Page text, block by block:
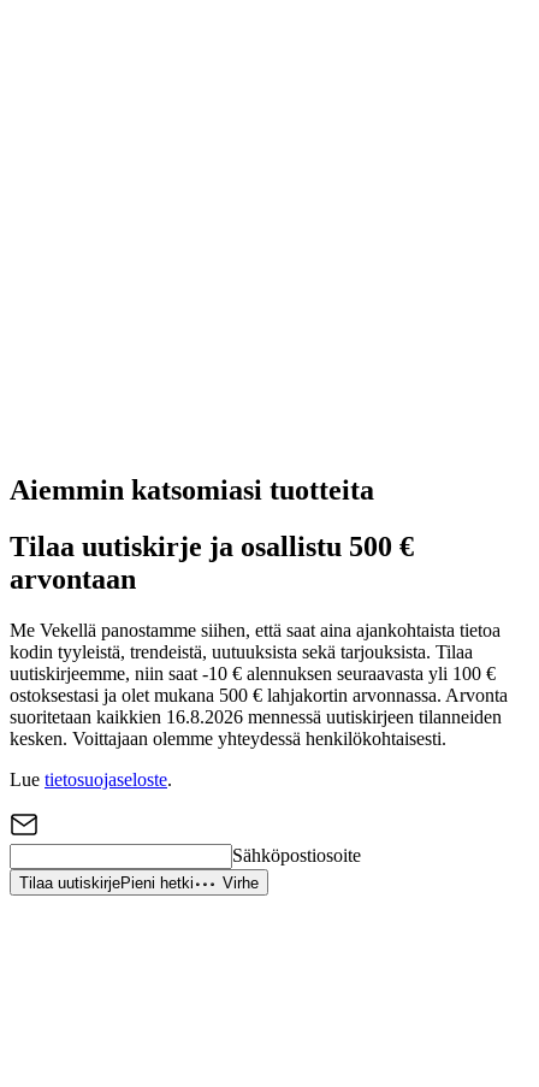
Aiemmin katsomiasi tuotteita
Tilaa uutiskirje ja osallistu 500 €
arvontaan
Me Vekellä panostamme siihen, että saat aina ajankohtaista tietoa
kodin tyyleistä, trendeistä, uutuuksista sekä tarjouksista. Tilaa
uutiskirjeemme, niin saat -10 € alennuksen seuraavasta yli 100 €
ostoksestasi ja olet mukana 500 € lahjakortin arvonnassa. Arvonta
suoritetaan kaikkien 16.8.2026 mennessä uutiskirjeen tilanneiden
kesken. Voittajaan olemme yhteydessä henkilökohtaisesti.
Lue tietosuojaseloste.
Sähköpostiosoite
Tilaa uutiskirjePieni hetki Virhe